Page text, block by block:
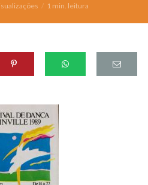
1 min. leitura